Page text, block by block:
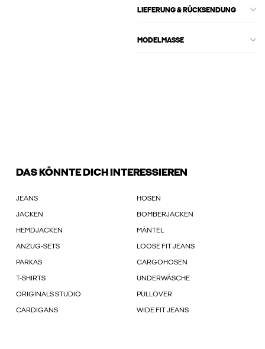
LIEFERUNG & RÜCKSENDUNG
MODELMASSE
DAS KÖNNTE DICH INTERESSIEREN
JEANS HOSEN
JACKEN BOMBERJACKEN
HEMDJACKEN MÄNTEL
ANZUG-SETS LOOSE FIT JEANS
PARKAS CARGOHOSEN
T-SHIRTS UNDERWÄSCHE
ORIGINALS STUDIO PULLOVER
CARDIGANS WIDE FIT JEANS